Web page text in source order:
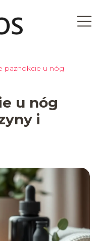
paznokcie u nóg
u nóg
i